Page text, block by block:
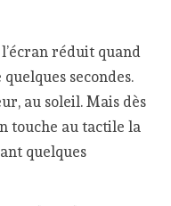
réduit quand
secondes.
au soleil. Mais dès
touche au tactile la
quelques